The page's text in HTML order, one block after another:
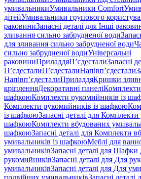
умивальникиУмивальники Comfort
дітейУмивальники групового
раковиниЗапасні деталі для Інші
зливання сильно забрудненої води
для зливання сильно забрудненої води
сильно забрудненої водиУніверсальні
раковиниПриладдяП’єдесталиЗапасні
П’єдесталиП’єдесталиНапівп’єдестали
Напівп’єдесталиПриладдяКришки
кріпленняДекоративні панеліКомплекти
шафкоюКомплекти рукомийників із
Комплекти рукомийників із шафкою
із шафкоюЗапасні деталі для Комплекти
шафкоюКомплекти вбудованих
шафкоюЗапасні деталі для Комплекти
умивальників із шафкоюМеблі для
умивальниківЗапасні деталі для Шафки
рукомийниківЗапасні деталі для Для
умивальниківЗапасні деталі для Для
подвійних умивальниківЗапасні